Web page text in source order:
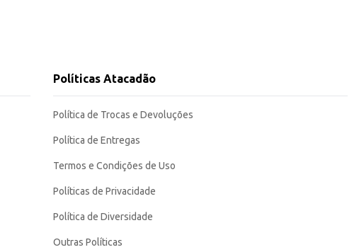
Políticas Atacadão
Política de Trocas e Devoluções
Política de Entregas
Termos e Condições de Uso
Políticas de Privacidade
Política de Diversidade
Outras Políticas